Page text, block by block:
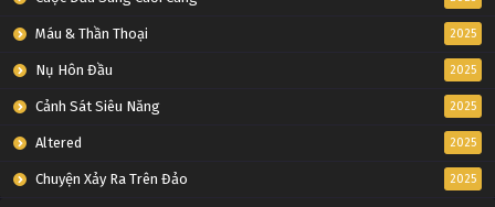
Máu & Thần Thoại 2025
Nụ Hôn Đầu 2025
Cảnh Sát Siêu Năng 2025
Altered 2025
Chuyện Xảy Ra Trên Đảo 2025